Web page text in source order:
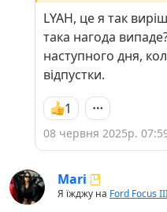
LYAH, це я так
така нагода
наступного дня,
відпустки.
1
08 червня 2025р.
Mari
Я їжджу на Ford Focus